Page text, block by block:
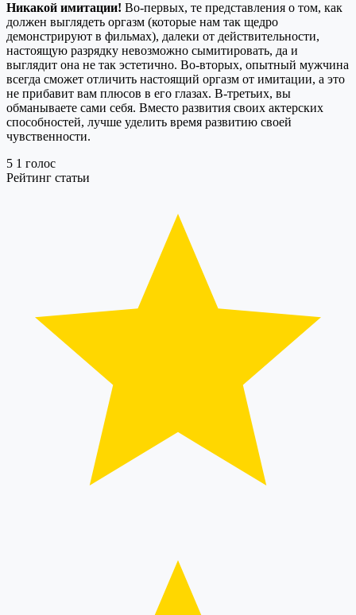
Никакой имитации! Во-первых, те представления о том, как
должен выглядеть оргазм (которые нам так щедро
демонстрируют в фильмах), далеки от действительности,
настоящую разрядку невозможно сымитировать, да и
выглядит она не так эстетично. Во-вторых, опытный мужчина
всегда сможет отличить настоящий оргазм от имитации, а это
не прибавит вам плюсов в его глазах. В-третьих, вы
обманываете сами себя. Вместо развития своих актерских
способностей, лучше уделить время развитию своей
чувственности.
5 1 голос
Рейтинг статьи